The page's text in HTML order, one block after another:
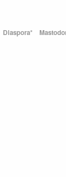
Diaspora*